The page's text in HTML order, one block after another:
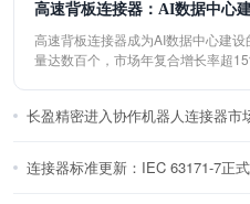
高速背板连接器：AI数据中心
高速背板连接器成为AI数据中心建
量达数百个，市场年复合增长率超
长盈精密进入协作机器人连接器市
连接器标准更新：IEC 63171-7正